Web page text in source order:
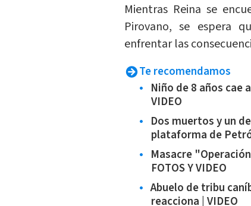
Mientras Reina se
Pirovano, se espera
enfrentar las
Te recomendamos
Niño de 8 años cae
VIDEO
Dos muertos y un
plataforma de
Masacre
FOTOS Y VIDEO
Abuelo de tribu
reacciona | VIDEO